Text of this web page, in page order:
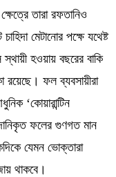
তারারফতানিও
মেটানোর পক্ষে যথেষ্ট
স্থায়ী হওয়ায় বছরের বাকি
ফল ব্যবসায়ীরা
‘কোয়ারান্টিন
ফলের গুণগত মান
যেমন ভোক্তারা
থাকবে।